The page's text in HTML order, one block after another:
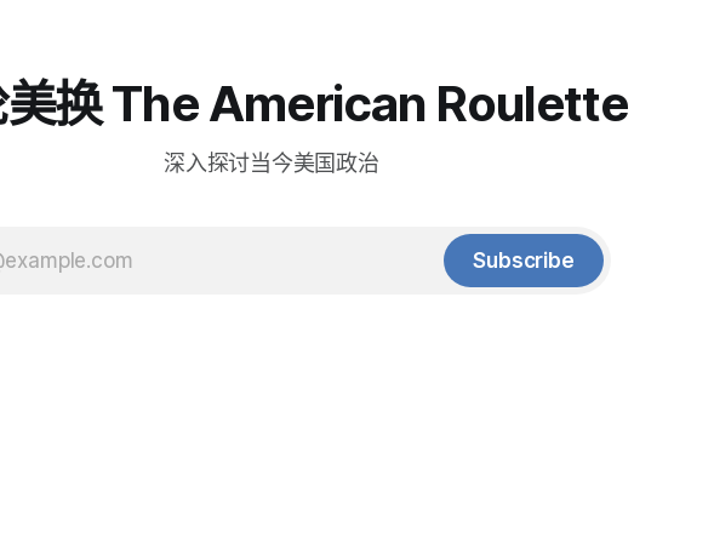
换 The American Roulette
深入探讨当今美国政治
Subscribe